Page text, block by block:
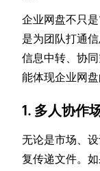
企业网盘不只
是为团队打通
信息中转、协
能体现企业网盘
1. 多人协作
无论是市场、
复传递文件。